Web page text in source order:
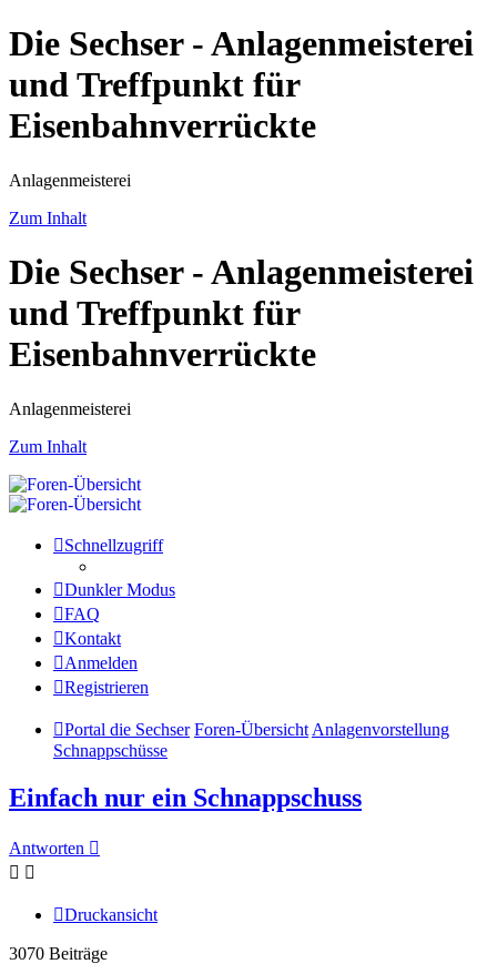
Die Sechser - Anlagenmeisterei
und Treffpunkt für
Eisenbahnverrückte
Anlagenmeisterei
Zum Inhalt
Die Sechser - Anlagenmeisterei
und Treffpunkt für
Eisenbahnverrückte
Anlagenmeisterei
Zum Inhalt
Schnellzugriff
Dunkler Modus
FAQ
Kontakt
Anmelden
Registrieren
Portal die Sechser Foren-Übersicht Anlagenvorstellung
Schnappschüsse
Einfach nur ein Schnappschuss
Antworten
Druckansicht
3070 Beiträge